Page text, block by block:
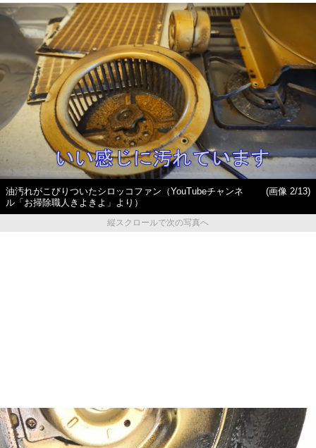
油汚れがこびりついたシロッコファン（YouTubeチャンネ
ル「お掃除職人きよきよ」より）
(画像 2/13)
縦スクロールで次の写真へ